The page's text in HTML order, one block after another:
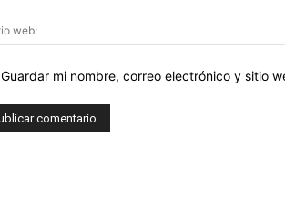
Guardar mi nombre, correo electrónico y sitio